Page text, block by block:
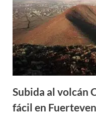
Subida al volcán